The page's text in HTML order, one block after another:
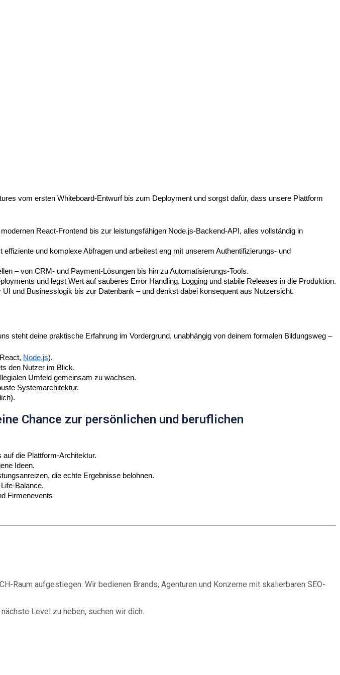
vom ersten Whiteboard-Entwurf bis zum Deployment und sorgst dafür, dass unsere Plattform
React-Frontend bis zur leistungsfähigen Node.js-Backend-API, alles vollständig in
und komplexe Abfragen und arbeitest eng mit unserem Authentifizierungs- und
– von CRM- und Payment-Lösungen bis hin zu Automatisierungs-Tools.
und legst Wert auf sauberes Error Handling, Logging und stabile Releases in die Produktion.
und Businesslogik bis zur Datenbank – und denkst dabei konsequent aus Nutzersicht.
steht deine praktische Erfahrung im Vordergrund, unabhängig von deinem formalen Bildungsweg –
Node.js).
den Nutzer im Blick.
Umfeld gemeinsam zu wachsen.
Systemarchitektur.
Chance zur persönlichen und beruflichen
die Plattform-Architektur.
Ideen.
die echte Ergebnisse belohnen.
Balance.
Firmenevents
Raum aufgestiegen. Wir bedienen Brands, Agenturen und Konzerne mit skalierbaren SEO-
Level zu heben, suchen wir dich.